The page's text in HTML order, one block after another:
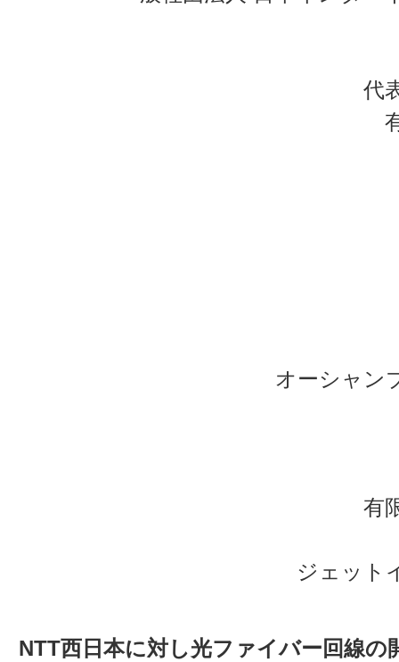
代表
オーシャン
有
ジェット
NTT西日本に対し光ファイバー回線の